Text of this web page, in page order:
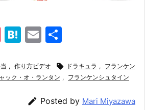
Pi
er
e
H
e
n
a
E
ai
l
, 作り方ビデオ  ドラキュラ ,
フランケン
ック・オ・ランタン , フランケンシュタイン
 Posted by Mari Miyazawa